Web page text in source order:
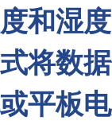
和湿
将数
平板